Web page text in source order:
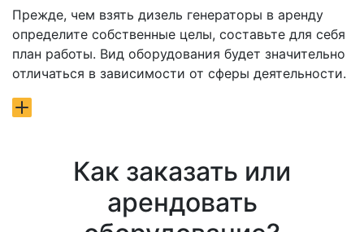
Прежде, чем взять дизель генераторы в аренду
определите собственные целы, составьте для себя
план работы. Вид оборудования будет значительно
отличаться в зависимости от сферы деятельности.
Как заказать или
арендовать